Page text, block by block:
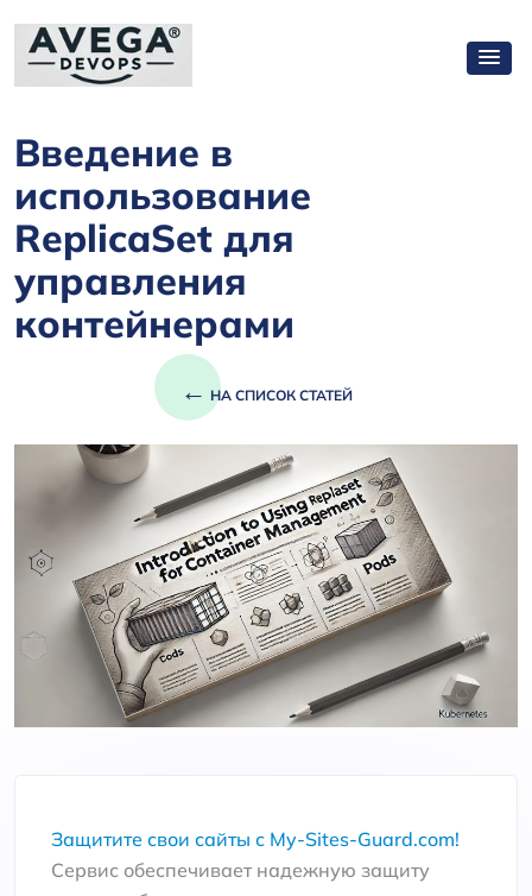
Введение в
использование
ReplicaSet для
управления
контейнерами
← НА СПИСОК СТАТЕЙ
Защитите свои сайты с My-Sites-Guard.com!
Сервис обеспечивает надежную защиту